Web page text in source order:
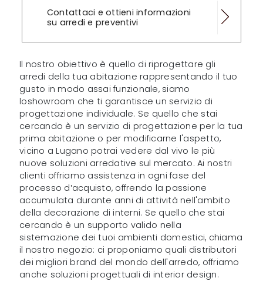
Contattaci e ottieni informazioni
su arredi e preventivi
Il nostro obiettivo è quello di riprogettare gli
arredi della tua abitazione rappresentando il tuo
gusto in modo assai funzionale, siamo
loshowroom che ti garantisce un servizio di
progettazione individuale. Se quello che stai
cercando è un servizio di progettazione per la tua
prima abitazione o per modificarne l'aspetto,
vicino a Lugano potrai vedere dal vivo le più
nuove soluzioni arredative sul mercato. Ai nostri
clienti offriamo assistenza in ogni fase del
processo d’acquisto, offrendo la passione
accumulata durante anni di attività nell'ambito
della decorazione di interni. Se quello che stai
cercando è un supporto valido nella
sistemazione dei tuoi ambienti domestici, chiama
il nostro negozio: ci proponiamo quali distributori
dei migliori brand del mondo dell'arredo, offriamo
anche soluzioni progettuali di interior design.